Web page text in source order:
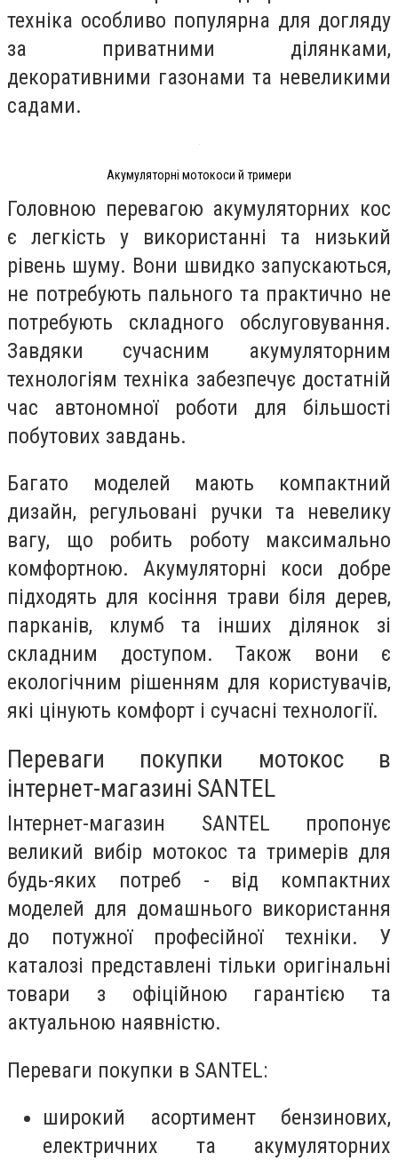
техніка особливо популярна для догляду
за приватними ділянками,
декоративними газонами та невеликими
садами.
Акумуляторні мотокоси й тримери
Головною перевагою акумуляторних кос
є легкість у використанні та низький
рівень шуму. Вони швидко запускаються,
не потребують пального та практично не
потребують складного обслуговування.
Завдяки сучасним акумуляторним
технологіям техніка забезпечує достатній
час автономної роботи для більшості
побутових завдань.
Багато моделей мають компактний
дизайн, регульовані ручки та невелику
вагу, що робить роботу максимально
комфортною. Акумуляторні коси добре
підходять для косіння трави біля дерев,
парканів, клумб та інших ділянок зі
складним доступом. Також вони є
екологічним рішенням для користувачів,
які цінують комфорт і сучасні технології.
Переваги покупки мотокос в
інтернет-магазині SANTEL
Інтернет-магазин SANTEL пропонує
великий вибір мотокос та тримерів для
будь-яких потреб - від компактних
моделей для домашнього використання
до потужної професійної техніки. У
каталозі представлені тільки оригінальні
товари з офіційною гарантією та
актуальною наявністю.
Переваги покупки в SANTEL:
широкий асортимент бензинових,
електричних та акумуляторних